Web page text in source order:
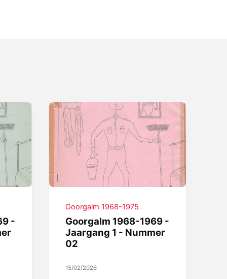
-
Goorgalm 1968-1975
Goorgalm 1968-1969 -
Jaargang 1 - Nummer
02
15/02/2026